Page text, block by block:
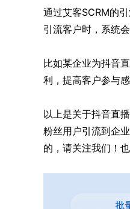
通过艾客SCRM的
引流客户时，系统
比如某企业为抖音
利，提高客户参与
以上是关于抖音直
粉丝用户引流到企
的，请关注我们！